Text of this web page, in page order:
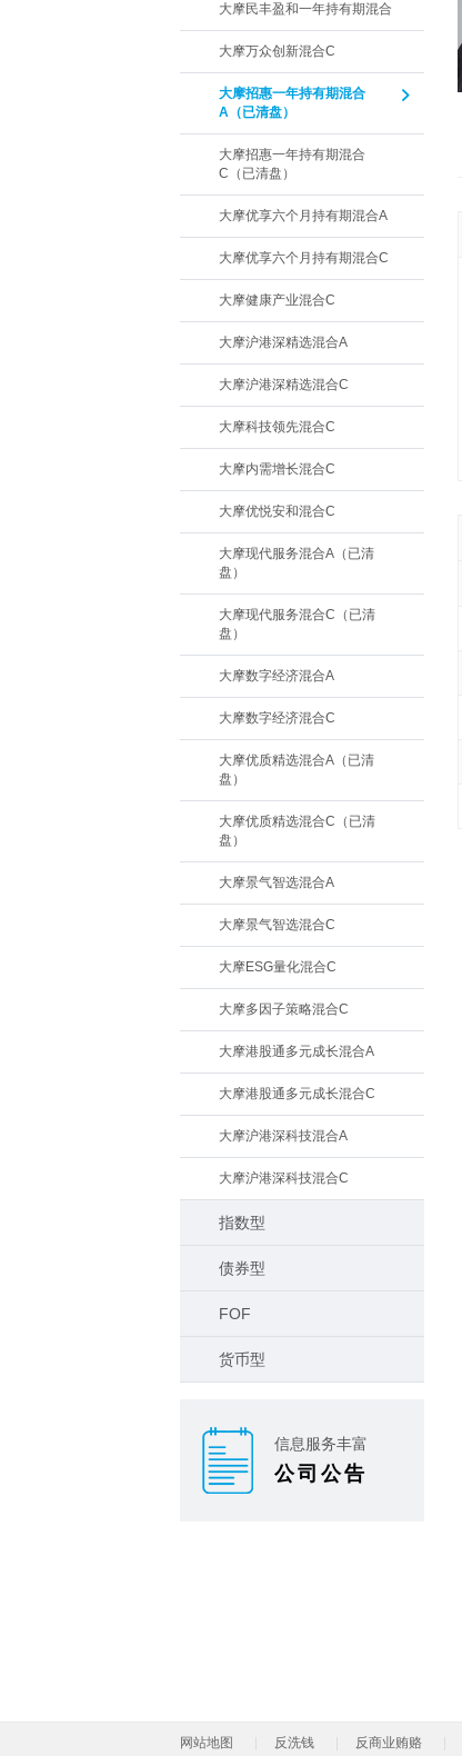
大摩民丰盈和一年持有期混合
大摩万众创新混合C
大摩招惠一年持有期混合
A（已清盘）
大摩招惠一年持有期混合
C（已清盘）
大摩优享六个月持有期混合A
大摩优享六个月持有期混合C
大摩健康产业混合C
大摩沪港深精选混合A
大摩沪港深精选混合C
大摩科技领先混合C
大摩内需增长混合C
大摩优悦安和混合C
大摩现代服务混合A（已清
盘）
大摩现代服务混合C（已清
盘）
大摩数字经济混合A
大摩数字经济混合C
大摩优质精选混合A（已清
盘）
大摩优质精选混合C（已清
盘）
大摩景气智选混合A
大摩景气智选混合C
大摩ESG量化混合C
大摩多因子策略混合C
大摩港股通多元成长混合A
大摩港股通多元成长混合C
大摩沪港深科技混合A
大摩沪港深科技混合C
指数型
债券型
FOF
货币型
信息服务丰富
公司公告
网站地图 反洗钱 反商业贿赂